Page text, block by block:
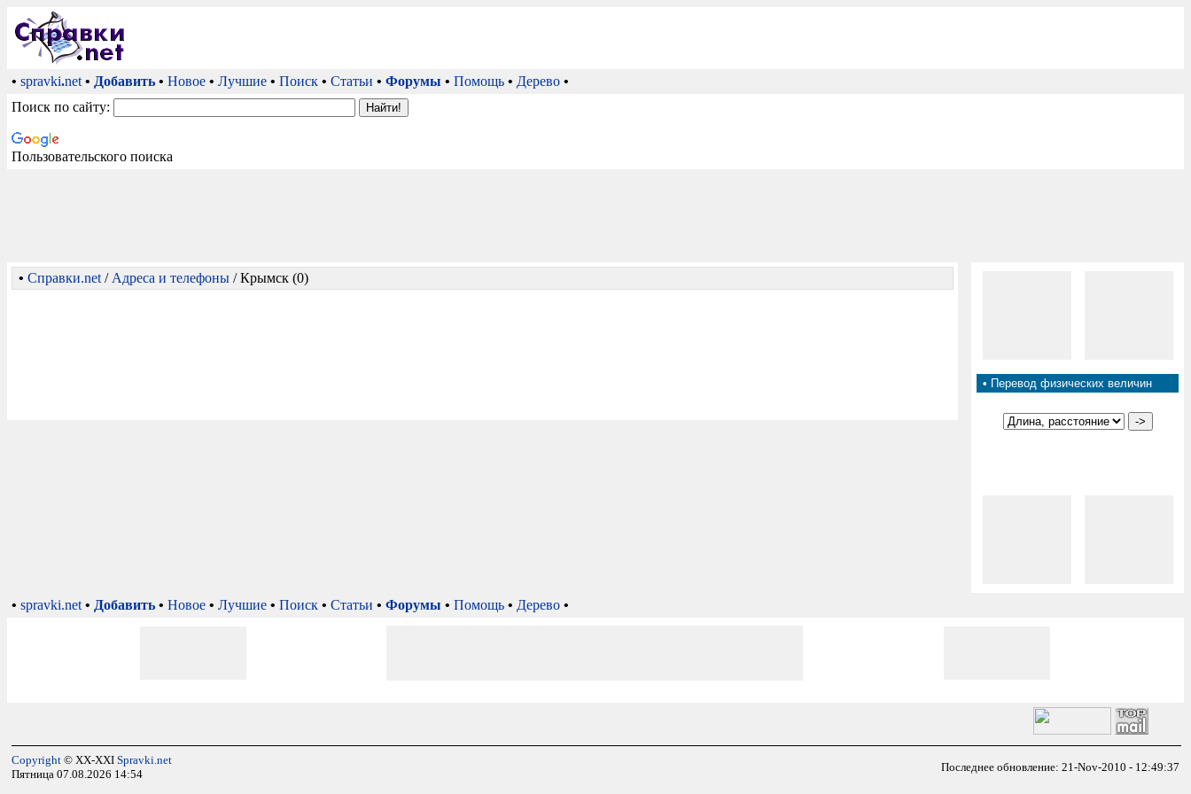
• spravki.net • Добавить • Новое • Лучшие • Поиск • Статьи • Форумы • Помощь • Дерево •
Поиск по сайту:
Пользовательского поиска
• Справки.net / Адреса и телефоны / Крымск (0)
• Перевод физических величин
• spravki.net • Добавить • Новое • Лучшие • Поиск • Статьи • Форумы • Помощь • Дерево •
Copyright © XX-XXI Spravki.net
Пятница 07.08.2026 14:54
Последнее обновление: 21-Nov-2010 - 12:49:37